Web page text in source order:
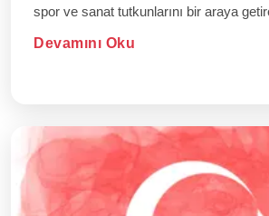
spor ve sanat tutkunlarını bir araya
Devamını Oku